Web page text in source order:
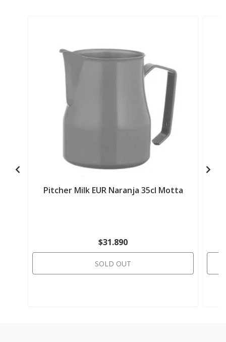
Pitcher Milk EUR Naranja 35cl Motta
$31.890
SOLD OUT